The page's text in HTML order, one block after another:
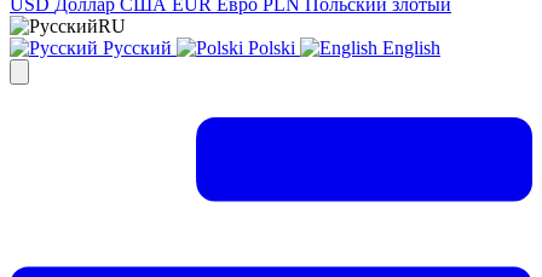
USD Доллар США EUR Евро PLN Польский злотый
RU
Русский
Polski English